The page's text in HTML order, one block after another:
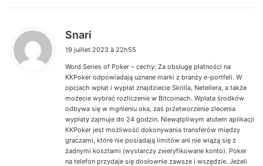
Snari
t
:
19 juillet 2023 à 22h55
Word Series of Poker – cechy: Za obsługę płatności na
KKPoker odpowiadają uznane marki z branży e-portfeli. W
opcjach wpłat i wypłat znajdziecie Skrilla, Netellera, a także
możecie wybrać rozliczenie w Bitcoinach. Wpłata środków
odbywa się w mgnieniu oka, zaś przetworzenie zlecenia
wypłaty zajmuje do 24 godzin. Niewątpliwym atutem aplikacji
KKPoker jest możliwość dokonywania transferów między
graczami, które nie posiadają limitów ani nie wiążą się z
żadnymi kosztami (wystarczy zweryfikowane konto). Poker
na telefon przydaje się dosłownie zawsze i wszędzie. Jeżeli